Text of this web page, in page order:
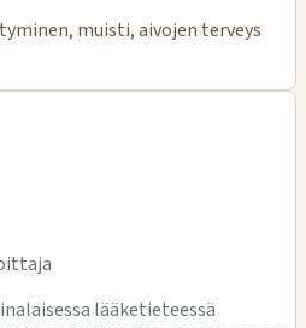
muisti, aivojen terveys
lääketieteessä